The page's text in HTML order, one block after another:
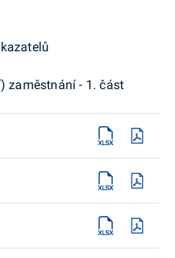
- 1. část